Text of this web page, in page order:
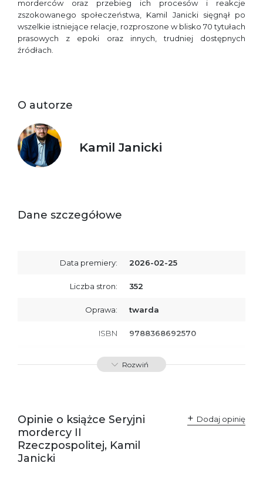
morderców oraz przebieg ich procesów i reakcje
zszokowanego społeczeństwa, Kamil Janicki sięgnął po
wszelkie istniejące relacje, rozproszone w blisko 70 tytułach
prasowych z epoki oraz innych, trudniej dostępnych
źródłach.
O autorze
Kamil Janicki
Dane szczegółowe
Data premiery: 2026-02-25
Liczba stron: 352
Oprawa: twarda
ISBN 9788368692570
SKU: K801087
Polska
kontakt@wydajenamsie.pl
Ostrzeżenia oraz
Rozwiń
Opinie o książce Seryjni
mordercy II
Rzeczpospolitej, Kamil
Janicki
Dodaj opinię